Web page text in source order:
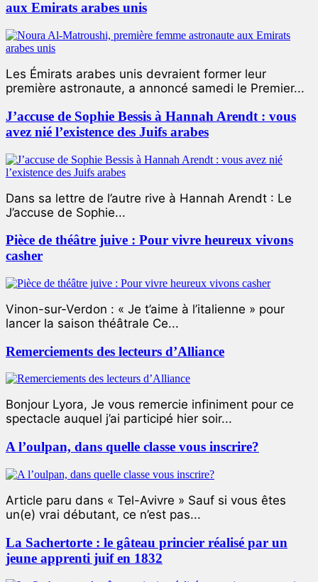
aux Emirats arabes unis
Les Émirats arabes unis devraient former leur
première astronaute, a annoncé samedi le Premier...
J’accuse de Sophie Bessis à Hannah Arendt : vous
avez nié l’existence des Juifs arabes
Dans sa lettre de l’autre rive à Hannah Arendt : Le
J’accuse de Sophie...
Pièce de théâtre juive : Pour vivre heureux vivons
casher
Vinon-sur-Verdon : « Je t’aime à l’italienne » pour
lancer la saison théâtrale Ce...
Remerciements des lecteurs d’Alliance
Bonjour Lyora, Je vous remercie infiniment pour ce
spectacle auquel j’ai participé hier soir...
A l’oulpan, dans quelle classe vous inscrire?
Article paru dans « Tel-Avivre » Sauf si vous êtes
un(e) vrai débutant, ce n’est pas...
La Sachertorte : le gâteau princier réalisé par un
jeune apprenti juif en 1832